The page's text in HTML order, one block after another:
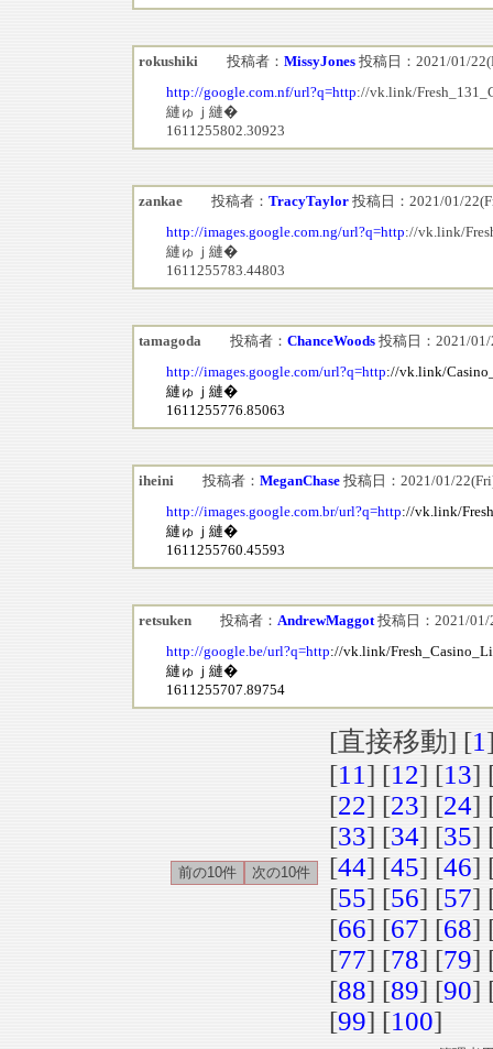
rokushiki 投稿者： MissyJones 投稿日：2021/01/
http://google.com.nf/url?q=http://vk.link/
縺ゅｊ縺�
1611255802.30923
zankae 投稿者： TracyTaylor 投稿日：2021/01/
http://images.google.com.ng/url?q=http://vk.link/
縺ゅｊ縺�
1611255783.44803
tamagoda 投稿者： ChanceWoods 投稿日：2021/
http://images.google.com/url?q=http://vk.link/
縺ゅｊ縺�
1611255776.85063
iheini 投稿者： MeganChase 投稿日：2021/01/
http://images.google.com.br/url?q=http://vk.link/
縺ゅｊ縺�
1611255760.45593
retsuken 投稿者： AndrewMaggot 投稿日：2021/01/
http://google.be/url?q=http://vk.link/
縺ゅｊ縺�
1611255707.89754
[直接移動] [1
[11 ] [12] [13]
[22] [23] [24]
[33] [34] [35]
[44] [45] [46]
[55] [56] [57]
[66] [67] [68]
[77] [78] [79]
[88] [89] [90]
[99] [100]